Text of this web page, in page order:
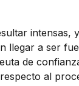
intensas,
llegar a ser
de
al